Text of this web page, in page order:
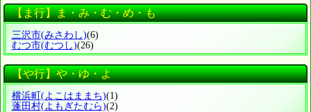
【ま行】ま・み・む・め・も
三沢市(みさわし)(6)
むつ市(むつし)(26)
【や行】や・ゆ・よ
横浜町(よこはままち)(1)
蓬田村(よもぎたむら)(2)